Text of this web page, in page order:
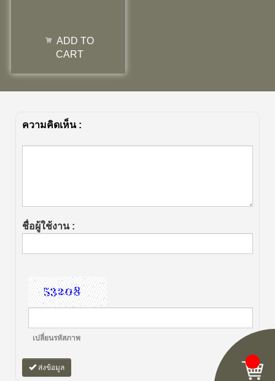
ADD TO
CART
ความคิดเห็น :
ชื่อผู้ใช้งาน :
เปลี่ยนรหัสภาพ
ส่งข้อมูล